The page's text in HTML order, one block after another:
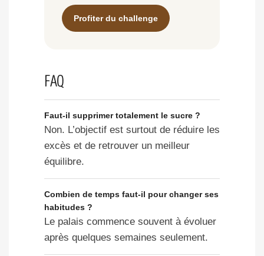
Profiter du challenge
FAQ
Faut-il supprimer totalement le sucre ?
Non. L’objectif est surtout de réduire les
excès et de retrouver un meilleur
équilibre.
Combien de temps faut-il pour changer ses
habitudes ?
Le palais commence souvent à évoluer
après quelques semaines seulement.